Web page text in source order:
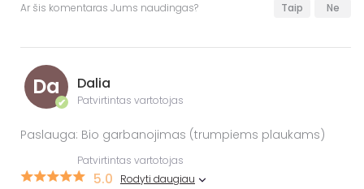
Ar šis komentaras Jums naudingas? Taip Ne
Da
✔
Dalia
Patvirtintas vartotojas
Paslauga: Bio garbanojimas (trumpiems plaukams)
Patvirtintas vartotojas
5.0 Rodyti daugiau